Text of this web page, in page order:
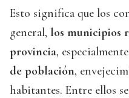
Esto significa que los
general, los municipios
provincia,
de población,
habitantes. Entre ellos